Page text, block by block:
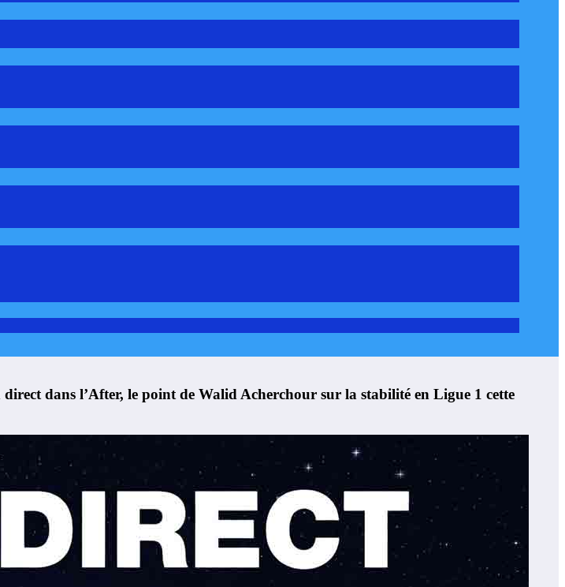
dans l’After, le point de Walid Acherchour sur la stabilité en Ligue 1 cette